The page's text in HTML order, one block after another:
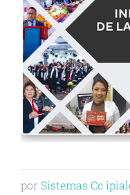
por Sistemas Cc